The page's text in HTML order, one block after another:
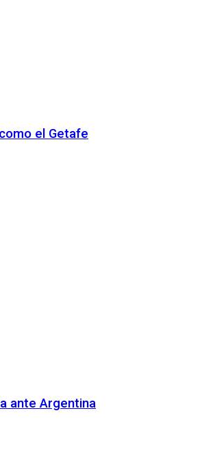
el Getafe
ante Argentina